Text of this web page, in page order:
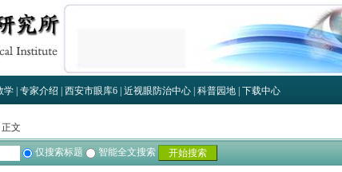
学 专家介绍 西安市眼库6 近视眼防治中心 科普园地 下载中心
文
仅搜索标题 智能全文搜索